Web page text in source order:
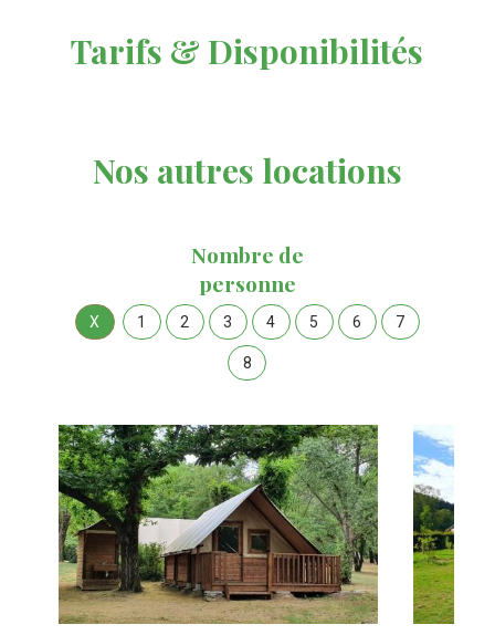
Tarifs & Disponibilités
Nos autres locations
Nombre de
personne
X 1 2 3 4 5 6 7
8